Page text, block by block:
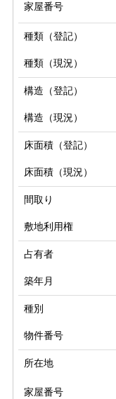
家屋番号
種類（登記）
種類（現況）
構造（登記）
構造（現況）
床面積（登記）
床面積（現況）
間取り
敷地利用権
占有者
築年月
種別
物件番号
所在地
家屋番号